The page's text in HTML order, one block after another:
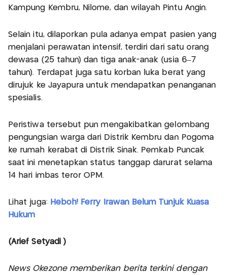
Kampung Kembru, Nilome, dan wilayah Pintu Angin.
Selain itu, dilaporkan pula adanya empat pasien yang
menjalani perawatan intensif, terdiri dari satu orang
dewasa (25 tahun) dan tiga anak-anak (usia 6–7
tahun). Terdapat juga satu korban luka berat yang
dirujuk ke Jayapura untuk mendapatkan penanganan
spesialis.
Peristiwa tersebut pun mengakibatkan gelombang
pengungsian warga dari Distrik Kembru dan Pogoma
ke rumah kerabat di Distrik Sinak. Pemkab Puncak
saat ini menetapkan status tanggap darurat selama
14 hari imbas teror OPM.
Lihat juga: Heboh! Ferry Irawan Belum Tunjuk Kuasa
Hukum
(Arief Setyadi )
News Okezone memberikan berita terkini dengan